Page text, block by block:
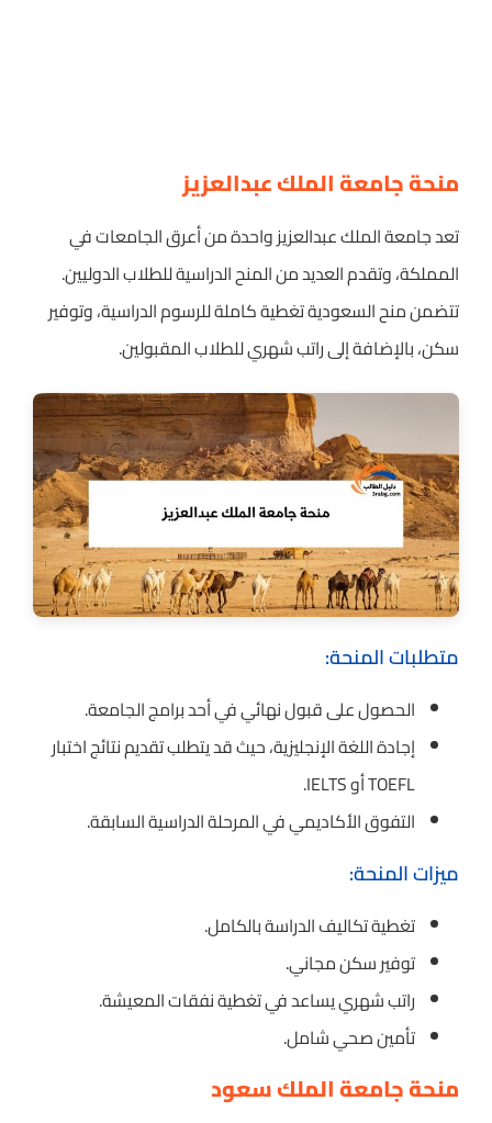
منحة جامعة الملك عبدالعزيز
تعد جامعة الملك عبدالعزيز واحدة من أعرق الجامعات في
المملكة، وتقدم العديد من المنح الدراسية للطلاب الدوليين.
تتضمن منح السعودية تغطية كاملة للرسوم الدراسية، وتوفير
سكن، بالإضافة إلى راتب شهري للطلاب المقبولين.
متطلبات المنحة:
الحصول على قبول نهائي في أحد برامج الجامعة.
إجادة اللغة الإنجليزية، حيث قد يتطلب تقديم نتائج اختبار
TOEFL أو IELTS.
التفوق الأكاديمي في المرحلة الدراسية السابقة.
ميزات المنحة:
تغطية تكاليف الدراسة بالكامل.
توفير سكن مجاني.
راتب شهري يساعد في تغطية نفقات المعيشة.
تأمين صحي شامل.
منحة جامعة الملك سعود